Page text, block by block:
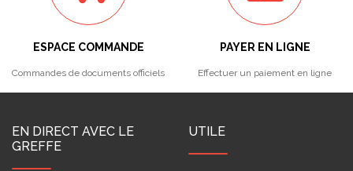
ESPACE COMMANDE
Commandes de documents officiels
PAYER EN LIGNE
Effectuer un paiement en ligne
EN DIRECT AVEC LE
GREFFE
UTILE